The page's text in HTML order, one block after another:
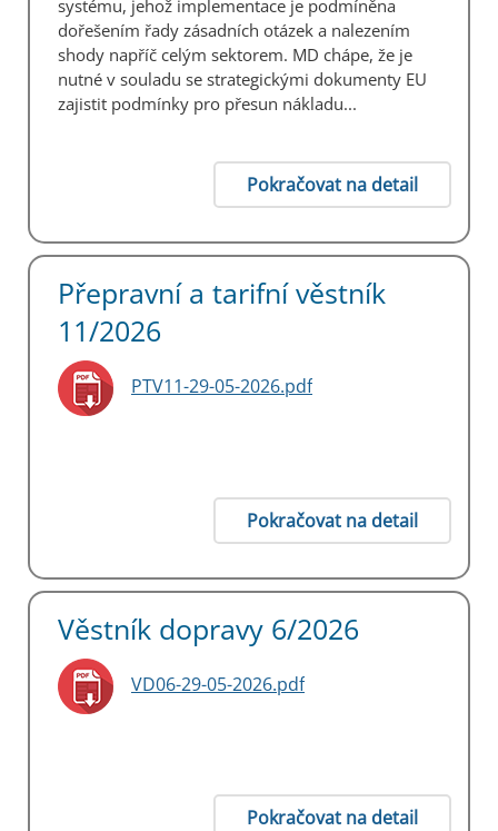
systému, jehož implementace je podmíněna
dořešením řady zásadních otázek a nalezením
shody napříč celým sektorem. MD chápe, že je
nutné v souladu se strategickými dokumenty EU
zajistit podmínky pro přesun nákladu...
Pokračovat na detail
Přepravní a tarifní věstník
11/2026
PTV11-29-05-2026.pdf
Pokračovat na detail
Věstník dopravy 6/2026
VD06-29-05-2026.pdf
Pokračovat na detail